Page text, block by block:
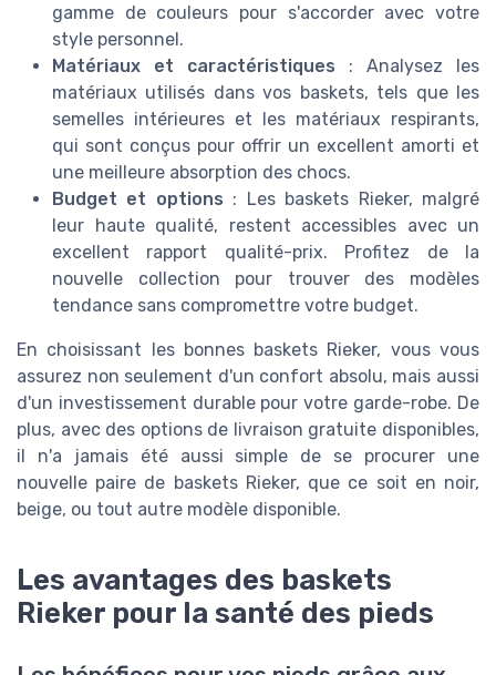
gamme de couleurs pour s'accorder avec votre
style personnel.
Matériaux et caractéristiques : Analysez les
matériaux utilisés dans vos baskets, tels que les
semelles intérieures et les matériaux respirants,
qui sont conçus pour offrir un excellent amorti et
une meilleure absorption des chocs.
Budget et options : Les baskets Rieker, malgré
leur haute qualité, restent accessibles avec un
excellent rapport qualité-prix. Profitez de la
nouvelle collection pour trouver des modèles
tendance sans compromettre votre budget.
En choisissant les bonnes baskets Rieker, vous vous
assurez non seulement d'un confort absolu, mais aussi
d'un investissement durable pour votre garde-robe. De
plus, avec des options de livraison gratuite disponibles,
il n'a jamais été aussi simple de se procurer une
nouvelle paire de baskets Rieker, que ce soit en noir,
beige, ou tout autre modèle disponible.
Les avantages des baskets
Rieker pour la santé des pieds